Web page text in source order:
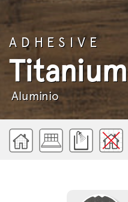
ADHESIVE
Titanium
Aluminio